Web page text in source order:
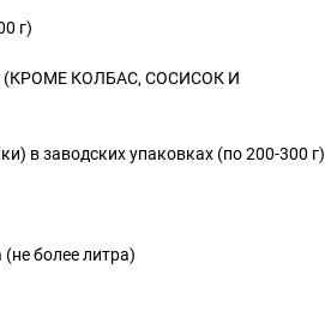
г)
г (КРОМЕ КОЛБАС, СОСИСОК И
в заводских упаковках (по 200-300 г)
более литра)